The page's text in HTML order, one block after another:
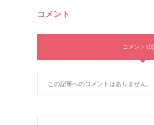
コメント
コメント (0)
この記事へのコメントはありません。